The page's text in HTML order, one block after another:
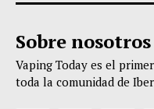
Sobre nosotros
Vaping Today es el
toda la comunidad de